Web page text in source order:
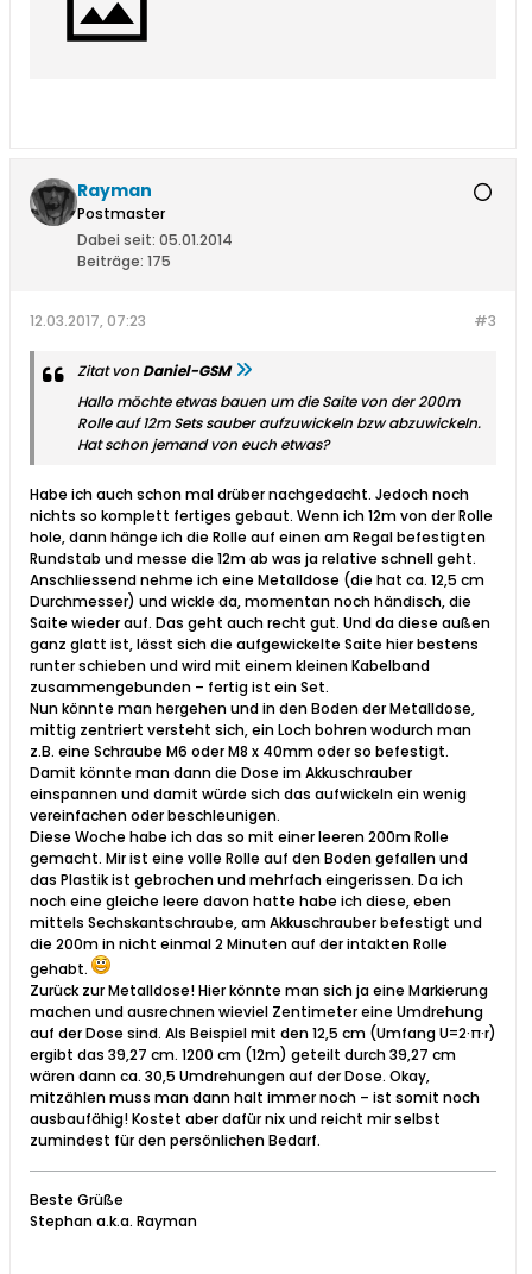
Rayman
Postmaster
Dabei seit: 05.01.2014
Beiträge: 175
#3
12.03.2017, 07:23
Zitat vonDaniel-GSM
Hallo möchte etwas bauen um die Saite von der 200m
Rolle auf 12m Sets sauber aufzuwickeln bzw abzuwickeln.
Hat schon jemand von euch etwas?
Habe ich auch schon mal drüber nachgedacht. Jedoch noch
nichts so komplett fertiges gebaut. Wenn ich 12m von der Rolle
hole, dann hänge ich die Rolle auf einen am Regal befestigten
Rundstab und messe die 12m ab was ja relative schnell geht.
Anschliessend nehme ich eine Metalldose (die hat ca. 12,5 cm
Durchmesser) und wickle da, momentan noch händisch, die
Saite wieder auf. Das geht auch recht gut. Und da diese außen
ganz glatt ist, lässt sich die aufgewickelte Saite hier bestens
runter schieben und wird mit einem kleinen Kabelband
zusammengebunden – fertig ist ein Set.
Nun könnte man hergehen und in den Boden der Metalldose,
mittig zentriert versteht sich, ein Loch bohren wodurch man
z.B. eine Schraube M6 oder M8 x 40mm oder so befestigt.
Damit könnte man dann die Dose im Akkuschrauber
einspannen und damit würde sich das aufwickeln ein wenig
vereinfachen oder beschleunigen.
Diese Woche habe ich das so mit einer leeren 200m Rolle
gemacht. Mir ist eine volle Rolle auf den Boden gefallen und
das Plastik ist gebrochen und mehrfach eingerissen. Da ich
noch eine gleiche leere davon hatte habe ich diese, eben
mittels Sechskantschraube, am Akkuschrauber befestigt und
die 200m in nicht einmal 2 Minuten auf der intakten Rolle
gehabt.
Zurück zur Metalldose! Hier könnte man sich ja eine Markierung
machen und ausrechnen wieviel Zentimeter eine Umdrehung
auf der Dose sind. Als Beispiel mit den 12,5 cm (Umfang U=2·π·r)
ergibt das 39,27 cm. 1200 cm (12m) geteilt durch 39,27 cm
wären dann ca. 30,5 Umdrehungen auf der Dose. Okay,
mitzählen muss man dann halt immer noch – ist somit noch
ausbaufähig! Kostet aber dafür nix und reicht mir selbst
zumindest für den persönlichen Bedarf.
Beste Grüße
Stephan a.k.a. Rayman